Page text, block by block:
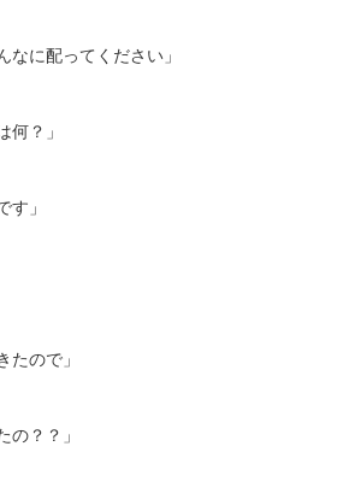
なに配ってください」
何？」
す」
たので」
の？？」